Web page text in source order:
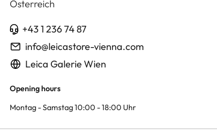
Österreich
+43 1 236 74 87
info@leicastore-vienna.com
Leica Galerie Wien
Opening hours
Montag - Samstag 10:00 - 18:00 Uhr